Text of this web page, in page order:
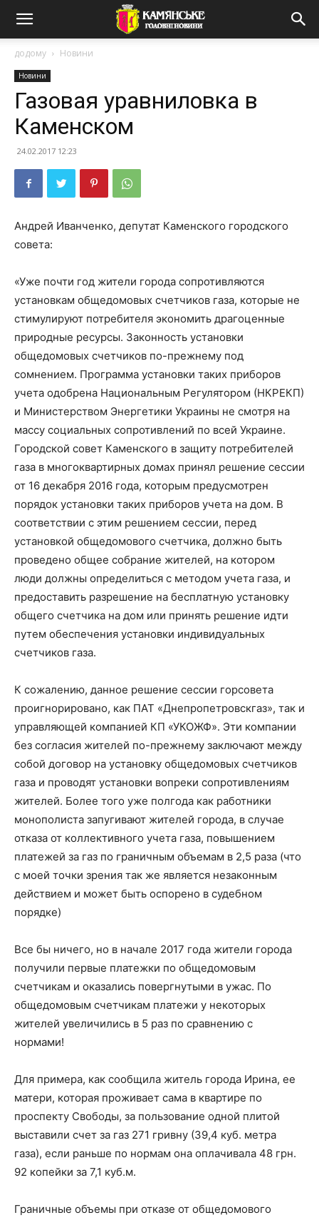
додому Новини
Новини
Газовая уравниловка в
Каменском
24.02.2017 12:23
Андрей Иванченко, депутат Каменского городского
совета:
«Уже почти год жители города сопротивляются
установкам общедомовых счетчиков газа, которые не
стимулируют потребителя экономить драгоценные
природные ресурсы. Законность установки
общедомовых счетчиков по-прежнему под
сомнением. Программа установки таких приборов
учета одобрена Национальным Регулятором (НКРЕКП)
и Министерством Энергетики Украины не смотря на
массу социальных сопротивлений по всей Украине.
Городской совет Каменского в защиту потребителей
газа в многоквартирных домах принял решение сессии
от 16 декабря 2016 года, которым предусмотрен
порядок установки таких приборов учета на дом. В
соответствии с этим решением сессии, перед
установкой общедомового счетчика, должно быть
проведено общее собрание жителей, на котором
люди должны определиться с методом учета газа, и
предоставить разрешение на бесплатную установку
общего счетчика на дом или принять решение идти
путем обеспечения установки индивидуальных
счетчиков газа.
К сожалению, данное решение сессии горсовета
проигнорировано, как ПАТ «Днепропетровскгаз», так и
управляющей компанией КП «УКОЖФ». Эти компании
без согласия жителей по-прежнему заключают между
собой договор на установку общедомовых счетчиков
газа и проводят установки вопреки сопротивлениям
жителей. Более того уже полгода как работники
монополиста запугивают жителей города, в случае
отказа от коллективного учета газа, повышением
платежей за газ по граничным объемам в 2,5 раза (что
с моей точки зрения так же является незаконным
действием и может быть оспорено в судебном
порядке)
Все бы ничего, но в начале 2017 года жители города
получили первые платежки по общедомовым
счетчикам и оказались повергнутыми в ужас. По
общедомовым счетчикам платежи у некоторых
жителей увеличились в 5 раз по сравнению с
нормами!
Для примера, как сообщила житель города Ирина, ее
матери, которая проживает сама в квартире по
проспекту Свободы, за пользование одной плитой
выставили счет за газ 271 гривну (39,4 куб. метра
газа), если раньше по нормам она оплачивала 48 грн.
92 копейки за 7,1 куб.м.
Граничные объемы при отказе от общедомового